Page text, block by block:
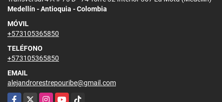
Medellín - Antioquia - Colombia
MÓVIL
+573105365850
TELÉFONO
+573105365850
EMAIL
alejandrorestrepouribe@gmail.com
Facebook
X InstagramYouTubeTikTok